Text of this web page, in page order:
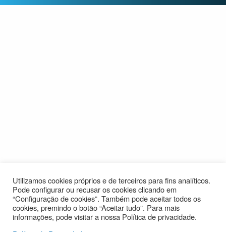
Utilizamos cookies próprios e de terceiros para fins analíticos.
Pode configurar ou recusar os cookies clicando em
“Configuração de cookies”. Também pode aceitar todos os
cookies, premindo o botão “Aceitar tudo”. Para mais
informações, pode visitar a nossa Política de privacidade.